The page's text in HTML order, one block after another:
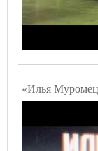
«Илья